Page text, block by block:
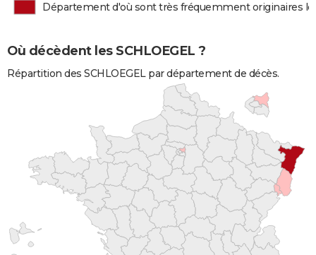
Département d'où sont très fréquemment originaires
Où décèdent les SCHLOEGEL ?
Répartition des SCHLOEGEL par département de décès.